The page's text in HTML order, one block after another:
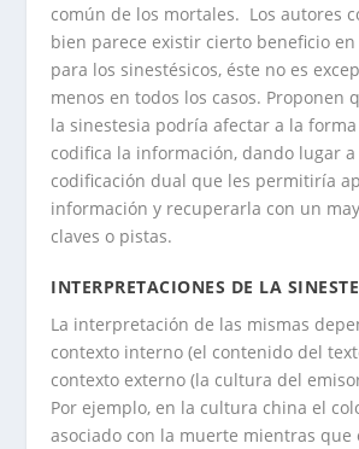
común de los mortales. Los autores
bien parece existir cierto beneficio
para los sinestésicos, éste no es
menos en todos los casos. Proponen
la sinestesia podría afectar a la
codifica la información, dando lugar a
codificación dual que les permitiría
información y recuperarla con un
claves o pistas.
INTERPRETACIONES DE LA
La interpretación de las mismas
contexto interno (el contenido del
contexto externo (la cultura del
Por ejemplo, en la cultura china el
asociado con la muerte mientras que